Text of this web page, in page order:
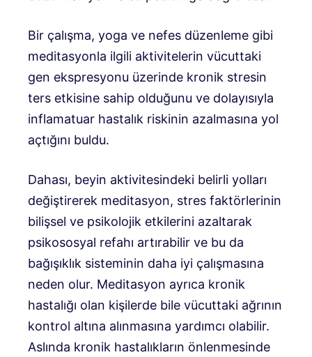
Bir çalışma, yoga ve nefes düzenleme gibi
meditasyonla ilgili aktivitelerin vücuttaki
gen ekspresyonu üzerinde kronik stresin
ters etkisine sahip olduğunu ve dolayısıyla
inflamatuar hastalık riskinin azalmasına yol
açtığını buldu.
Dahası, beyin aktivitesindeki belirli yolları
değiştirerek meditasyon, stres faktörlerinin
bilişsel ve psikolojik etkilerini azaltarak
psikososyal refahı artırabilir ve bu da
bağışıklık sisteminin daha iyi çalışmasına
neden olur. Meditasyon ayrıca kronik
hastalığı olan kişilerde bile vücuttaki ağrının
kontrol altına alınmasına yardımcı olabilir.
Aslında kronik hastalıkların önlenmesinde